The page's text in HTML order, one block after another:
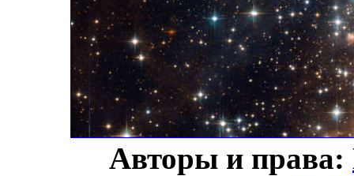
Авторы и права: